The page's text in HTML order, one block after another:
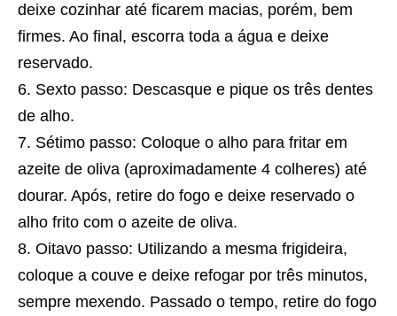
deixe cozinhar até ficarem macias, porém, bem
firmes. Ao final, escorra toda a água e deixe
reservado.
Sexto passo: Descasque e pique os três dentes
de alho.
Sétimo passo: Coloque o alho para fritar em
azeite de oliva (aproximadamente 4 colheres) até
dourar. Após, retire do fogo e deixe reservado o
alho frito com o azeite de oliva.
Oitavo passo: Utilizando a mesma frigideira,
coloque a couve e deixe refogar por três minutos,
sempre mexendo. Passado o tempo, retire do fogo